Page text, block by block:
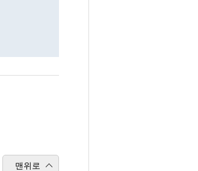
맨위로